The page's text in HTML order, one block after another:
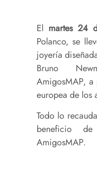
El martes 24
Polanco, se
joyería
Bruno
AmigosMAP,
europea de los
Todo lo
beneficio
AmigosMAP.